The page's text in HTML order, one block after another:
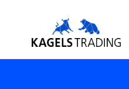
content